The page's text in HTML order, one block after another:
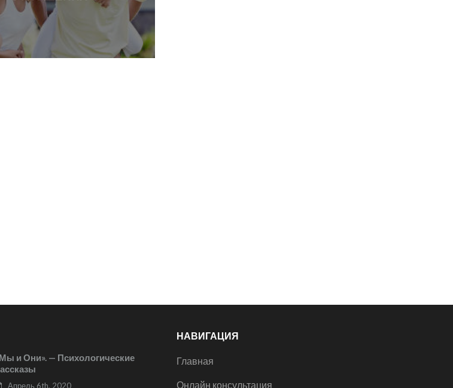
и Они». — Психологические
Апрель 6th, 2020
НАВИГАЦИЯ
Главная
Онлайн консультация